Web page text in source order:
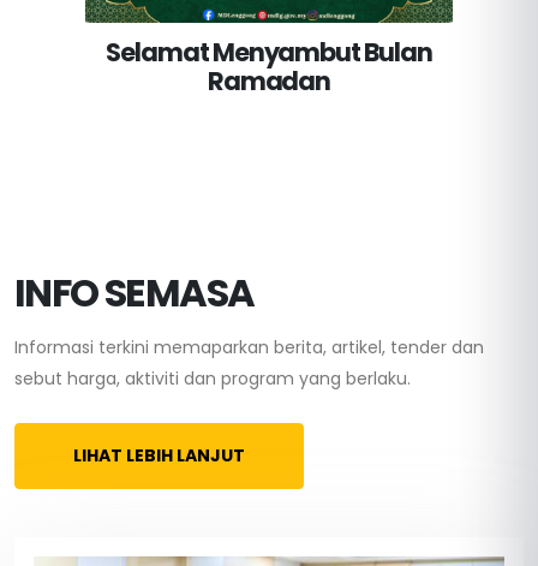
Selamat Menyambut Bulan
Ramadan
INFO SEMASA
Informasi terkini memaparkan berita, artikel, tender dan
sebut harga, aktiviti dan program yang berlaku.
LIHAT LEBIH LANJUT